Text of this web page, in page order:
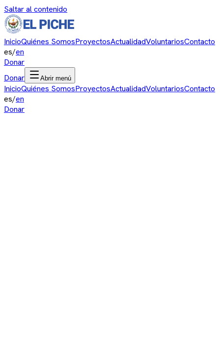
Saltar al contenido
InicioQuiénes SomosProyectosActualidadVoluntariosContacto
es/en
Donar
Donar
Abrir menú
InicioQuiénes SomosProyectosActualidadVoluntariosContacto
es/en
Donar